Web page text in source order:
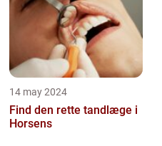
14 may 2024
Find den rette tandlæge i
Horsens